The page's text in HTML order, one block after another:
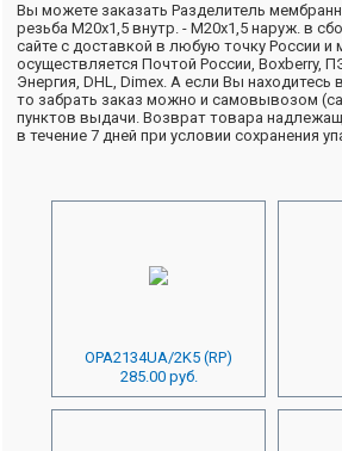
Вы можете заказать Разделитель
резьба М20х1,5 внутр. - М20х1,5 наруж. в
сайте с доставкой в любую точку России и
осуществляется Почтой России, Boxberry,
Энергия, DHL, Dimex. А если Вы
то забрать заказ можно и самовывозом
пунктов выдачи. Возврат товара
в течение 7 дней при условии сохранения
OPA2134UA/2K5 (RP)
285.00 руб.